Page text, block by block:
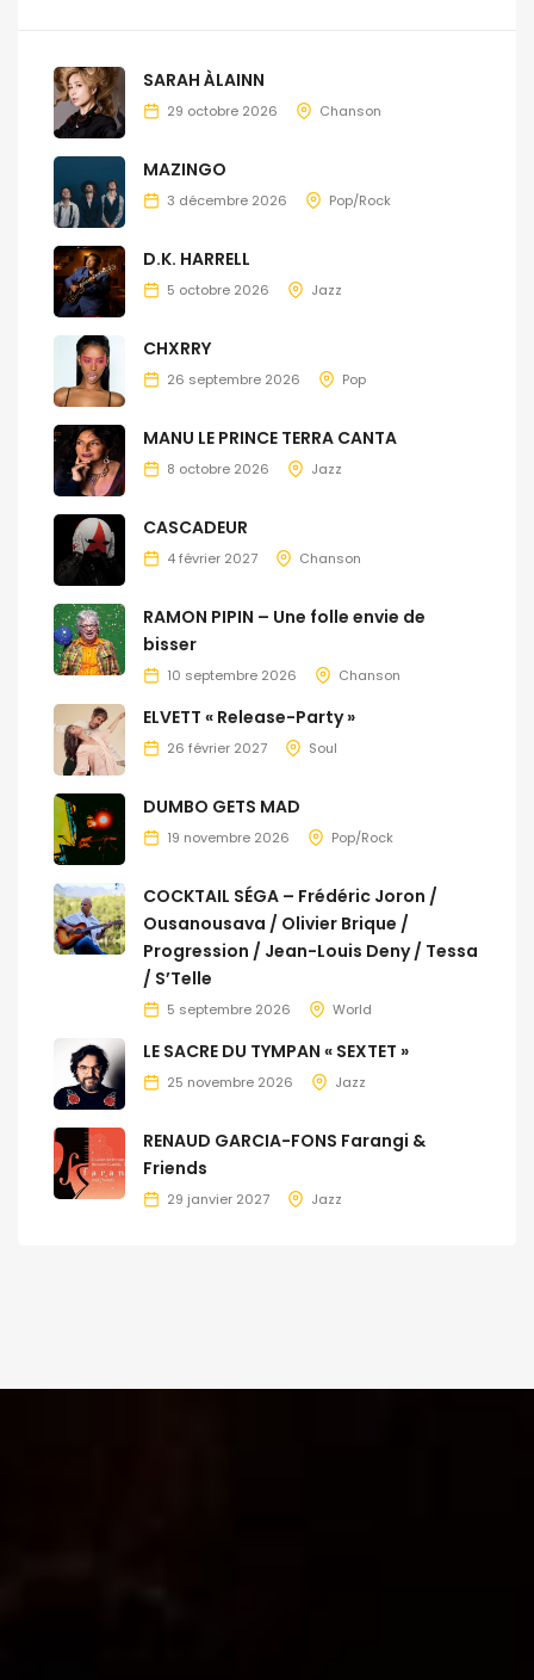
SARAH ÀLAINN
29 octobre 2026 Chanson
MAZINGO
3 décembre 2026 Pop/Rock
D.K. HARRELL
5 octobre 2026 Jazz
CHXRRY
26 septembre 2026 Pop
MANU LE PRINCE TERRA CANTA
8 octobre 2026 Jazz
CASCADEUR
4 février 2027 Chanson
RAMON PIPIN – Une folle envie de
bisser
10 septembre 2026 Chanson
ELVETT « Release-Party »
26 février 2027 Soul
DUMBO GETS MAD
19 novembre 2026 Pop/Rock
COCKTAIL SÉGA – Frédéric Joron /
Ousanousava / Olivier Brique /
Progression / Jean-Louis Deny / Tessa
/ S’Telle
5 septembre 2026 World
LE SACRE DU TYMPAN « SEXTET »
25 novembre 2026 Jazz
RENAUD GARCIA-FONS Farangi &
Friends
29 janvier 2027 Jazz